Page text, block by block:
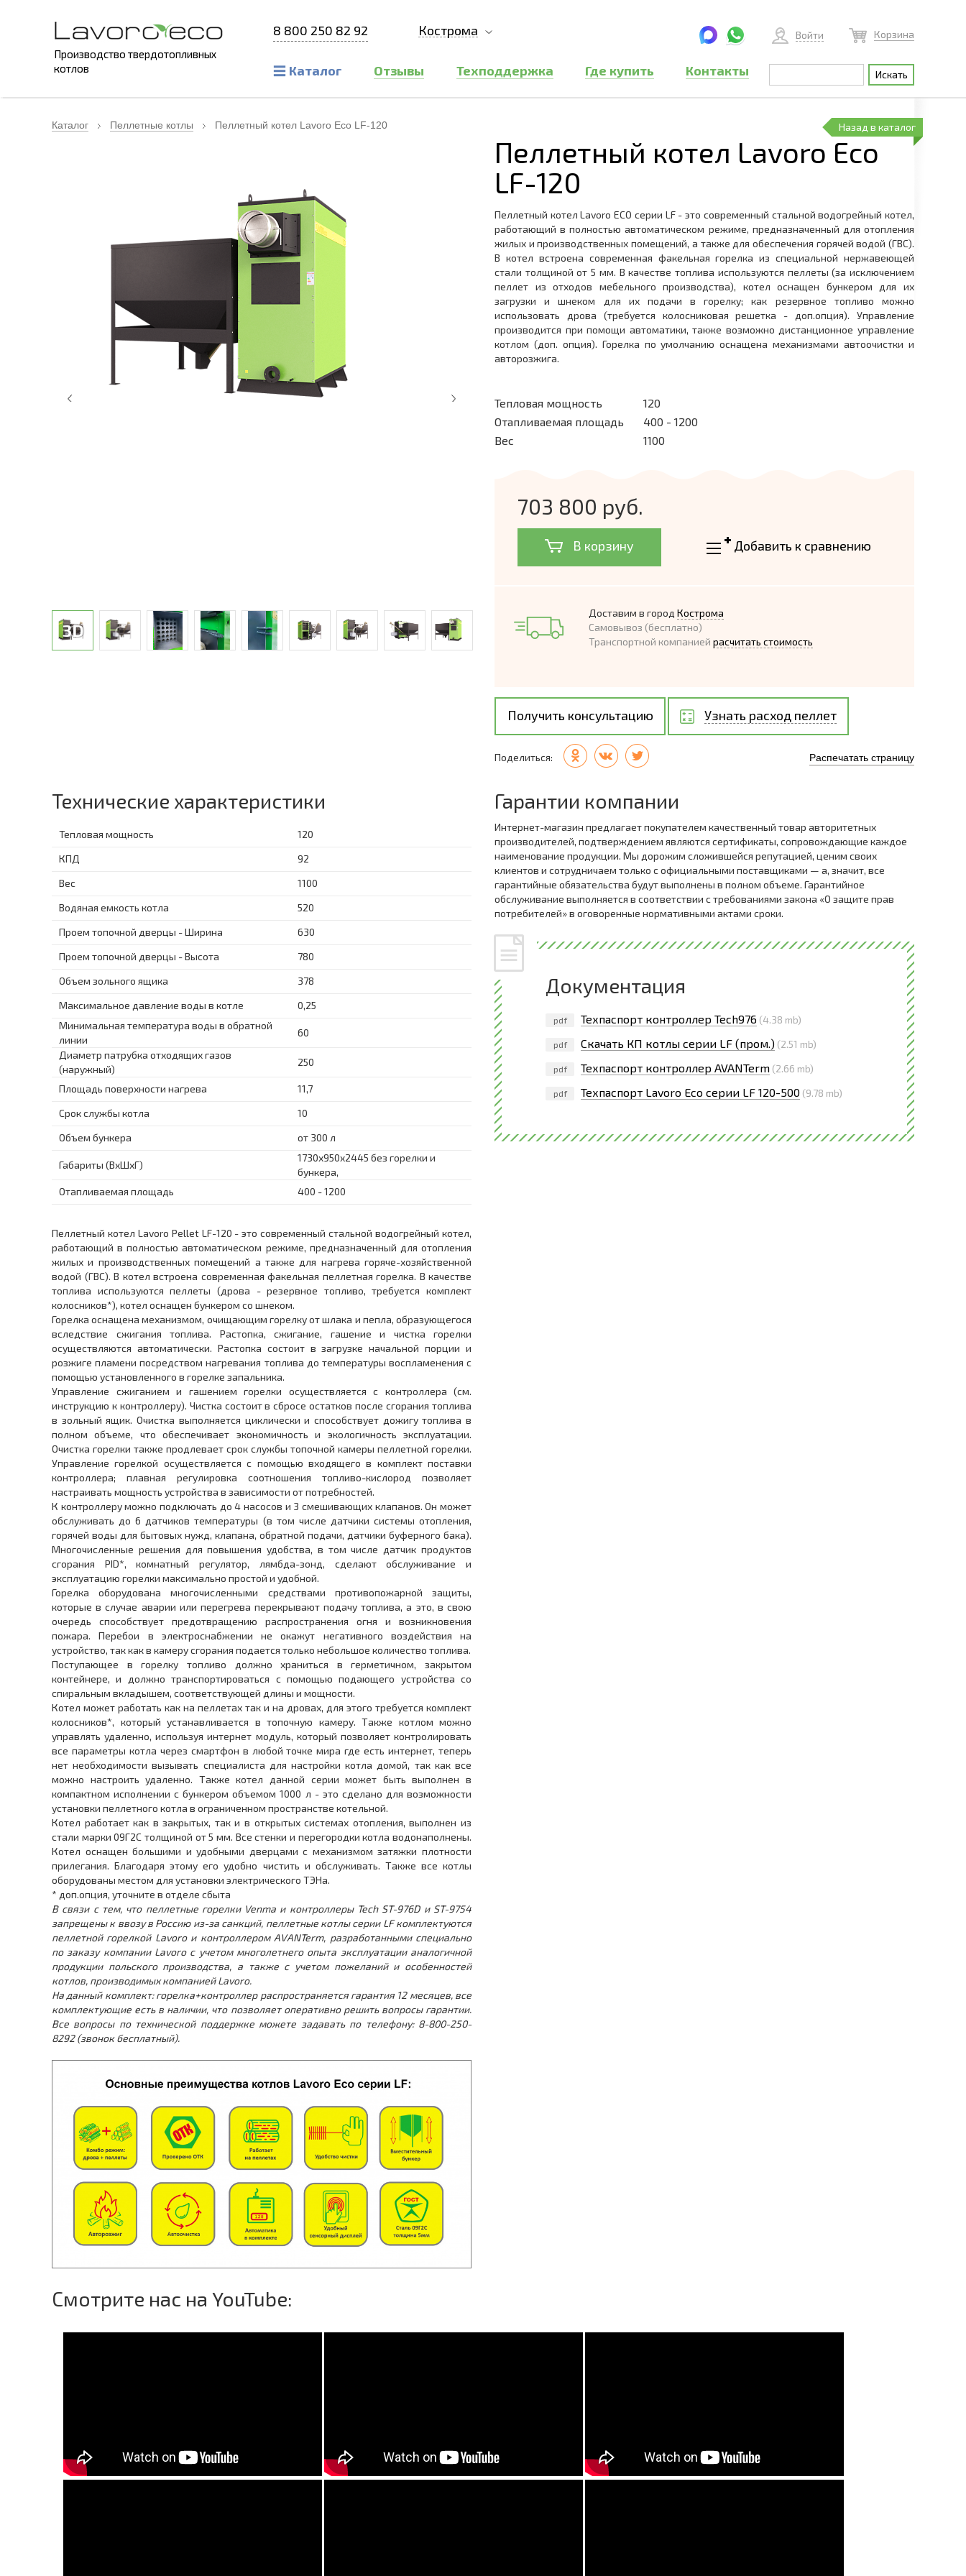
Производство твердотопливных
котлов
8 800 250 82 92 Кострома Войти Корзина
Каталог Отзывы Техподдержка Где купить Контакты
Каталог Пеллетные котлы Пеллетный котел Lavoro Eco LF-120 Назад в каталог
Пеллетный котел Lavoro Eco
LF-120
Пеллетный котел Lavoro ECO серии LF - это современный стальной водогрейный котел,
работающий в полностью автоматическом режиме, предназначенный для отопления
жилых и производственных помещений, а также для обеспечения горячей водой (ГВС).
В котел встроена современная факельная горелка из специальной нержавеющей
стали толщиной от 5 мм. В качестве топлива используются пеллеты (за исключением
пеллет из отходов мебельного производства), котел оснащен бункером для их
загрузки и шнеком для их подачи в горелку; как резервное топливо можно
использовать дрова (требуется колосниковая решетка - доп.опция). Управление
производится при помощи автоматики, также возможно дистанционное управление
котлом (доп. опция). Горелка по умолчанию оснащена механизмами автоочистки и
авторозжига.
Тепловая мощность
120
Отапливаемая площадь
400 - 1200
Вес
1100
703 800 руб.
В корзину Добавить к сравнению
Доставим в город Кострома
Самовывоз (бесплатно)
Транспортной компанией расчитать стоимость
Получить консультацию Узнать расход пеллет
Поделиться: Распечатать страницу
Технические характеристики
Тепловая мощность
120
КПД
92
Вес
1100
Водяная емкость котла
520
Проем топочной дверцы - Ширина
630
Проем топочной дверцы - Высота
780
Объем зольного ящика
378
Максимальное давление воды в котле
0,25
Минимальная температура воды в обратной
линии
60
Диаметр патрубка отходящих газов
(наружный)
250
Площадь поверхности нагрева
11,7
Срок службы котла
10
Объем бункера
от 300 л
Габариты (ВхШхГ)
1730x950x2445 без горелки и
бункера,
Отапливаемая площадь
400 - 1200
Пеллетный котел Lavoro Pellet LF-120 - это современный стальной водогрейный котел,
работающий в полностью автоматическом режиме, предназначенный для отопления
жилых и производственных помещений а также для нагрева горяче-хозяйственной
водой (ГВС). В котел встроена современная факельная пеллетная горелка. В качестве
топлива используются пеллеты (дрова - резервное топливо, требуется комплект
колосников*), котел оснащен бункером со шнеком.
Горелка оснащена механизмом, очищающим горелку от шлака и пепла, образующегося
вследствие сжигания топлива. Растопка, сжигание, гашение и чистка горелки
осуществляются автоматически. Растопка состоит в загрузке начальной порции и
розжиге пламени посредством нагревания топлива до температуры воспламенения с
помощью установленного в горелке запальника.
Управление сжиганием и гашением горелки осуществляется с контроллера (см.
инструкцию к контроллеру). Чистка состоит в сбросе остатков после сгорания топлива
в зольный ящик. Очистка выполняется циклически и способствует дожигу топлива в
полном объеме, что обеспечивает экономичность и экологичность эксплуатации.
Очистка горелки также продлевает срок службы топочной камеры пеллетной горелки.
Управление горелкой осуществляется с помощью входящего в комплект поставки
контроллера; плавная регулировка соотношения топливо-кислород позволяет
настраивать мощность устройства в зависимости от потребностей.
К контроллеру можно подключать до 4 насосов и 3 смешивающих клапанов. Он может
обслуживать до 6 датчиков температуры (в том числе датчики системы отопления,
горячей воды для бытовых нужд, клапана, обратной подачи, датчики буферного бака).
Многочисленные решения для повышения удобства, в том числе датчик продуктов
сгорания PID*, комнатный регулятор, лямбда-зонд, сделают обслуживание и
эксплуатацию горелки максимально простой и удобной.
Горелка оборудована многочисленными средствами противопожарной защиты,
которые в случае аварии или перегрева перекрывают подачу топлива, а это, в свою
очередь способствует предотвращению распространения огня и возникновения
пожара. Перебои в электроснабжении не окажут негативного воздействия на
устройство, так как в камеру сгорания подается только небольшое количество топлива.
Поступающее в горелку топливо должно храниться в герметичном, закрытом
контейнере, и должно транспортироваться с помощью подающего устройства со
спиральным вкладышем, соответствующей длины и мощности.
Котел может работать как на пеллетах так и на дровах, для этого требуется комплект
колосников*, который устанавливается в топочную камеру. Также котлом можно
управлять удаленно, используя интернет модуль, который позволяет контролировать
все параметры котла через смартфон в любой точке мира где есть интернет, теперь
нет необходимости вызывать специалиста для настройки котла домой, так как все
можно настроить удаленно. Также котел данной серии может быть выполнен в
компактном исполнении с бункером объемом 1000 л - это сделано для возможности
установки пеллетного котла в ограниченном пространстве котельной.
Котел работает как в закрытых, так и в открытых системах отопления, выполнен из
стали марки 09Г2С толщиной от 5 мм. Все стенки и перегородки котла водонаполнены.
Котел оснащен большими и удобными дверцами с механизмом затяжки плотности
прилегания. Благодаря этому его удобно чистить и обслуживать. Также все котлы
оборудованы местом для установки электрического ТЭНа.
* доп.опция, уточните в отделе сбыта
В связи с тем, что пеллетные горелки Venma и контроллеры Tech ST-976D и ST-9754
запрещены к ввозу в Россию из-за санкций, пеллетные котлы серии LF комплектуются
пеллетной горелкой Lavoro и контроллером AVANTerm, разработанными специально
по заказу компании Lavoro с учетом многолетнего опыта эксплуатации аналогичной
продукции польского производства, а также с учетом пожеланий и особенностей
котлов, производимых компанией Lavoro.
На данный комплект: горелка+контроллер распространяется гарантия 12 месяцев, все
комплектующие есть в наличии, что позволяет оперативно решить вопросы гарантии.
Все вопросы по технической поддержке можете задавать по телефону: 8-800-250-
8292 (звонок бесплатный).
Смотрите нас на YouTube:
Гарантии компании
Интернет-магазин предлагает покупателем качественный товар авторитетных
производителей, подтверждением являются сертификаты, сопровождающие каждое
наименование продукции. Мы дорожим сложившейся репутацией, ценим своих
клиентов и сотрудничаем только с официальными поставщиками — а, значит, все
гарантийные обязательства будут выполнены в полном объеме. Гарантийное
обслуживание выполняется в соответствии с требованиями закона «О защите прав
потребителей» в оговоренные нормативными актами сроки.
Документация
pdf Техпаспорт контроллер Tech976 (4.38 mb)
pdf Скачать КП котлы серии LF (пром.) (2.51 mb)
pdf Техпаспорт контроллер AVANTerm (2.66 mb)
pdf Техпаспорт Lavoro Eco серии LF 120-500 (9.78 mb)